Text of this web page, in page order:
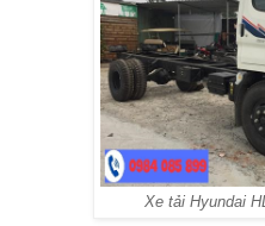
Xe tải Hyundai